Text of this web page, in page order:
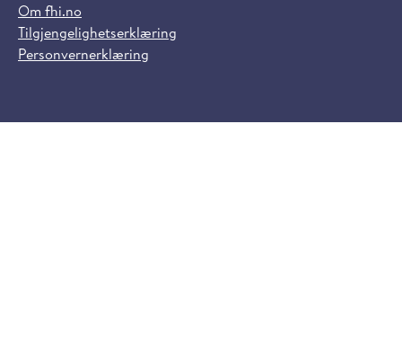
Om fhi.no
Tilgjengelighetserklæring
Personvernerklæring